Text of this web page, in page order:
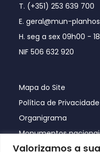
Valorizamos a
T. (+351) 253 639 700
E. geral@mun-
H. seg a sex 09h00 -
NIF 506 632 920
Mapa do Site
Política de Privacidade
Organigrama
Monumentos